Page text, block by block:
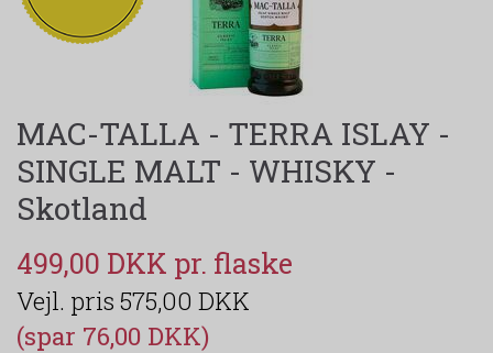
MAC-TALLA - TERRA ISLAY -
SINGLE MALT - WHISKY -
Skotland
499,00 DKK
575,00 DKK
(spar 76,00 DKK)